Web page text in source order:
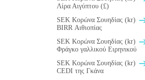
Λίρα Αιγύπτου (£)
SEK Κορώνα Σουηδίας (kr)
BIRR Αιθιοπίας
SEK Κορώνα Σουηδίας (kr)
Φράγκο γαλλικού Ειρηνικού
SEK Κορώνα Σουηδίας (kr)
CEDI της Γκάνα